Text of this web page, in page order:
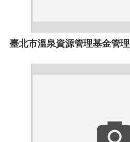
臺北市溫泉資源管理基金管